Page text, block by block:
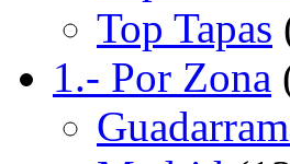
Top Tapas
1.- Por Zona